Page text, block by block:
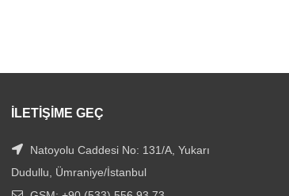
İLETIŞIME GEÇ
Natoyolu Caddesi No: 131/A, Yukarı
Dudullu, Ümraniye/İstanbul